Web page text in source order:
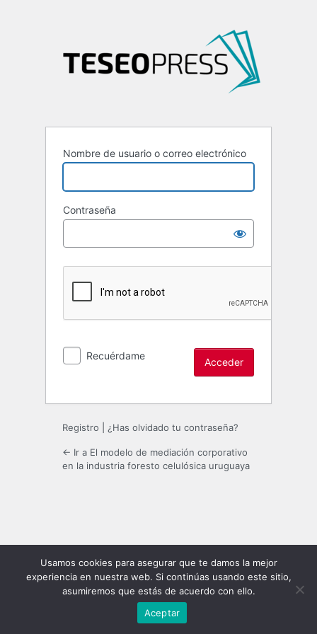
Nombre de usuario o correo electrónico
Contraseña
Recuérdame
Registro ¿Has olvidado tu contraseña?
← Ir a El modelo de mediación corporativo
en la industria foresto celulósica uruguaya
Usamos cookies para asegurar que te damos la mejor
experiencia en nuestra web. Si continúas usando este sitio,
asumiremos que estás de acuerdo con ello.
Aceptar